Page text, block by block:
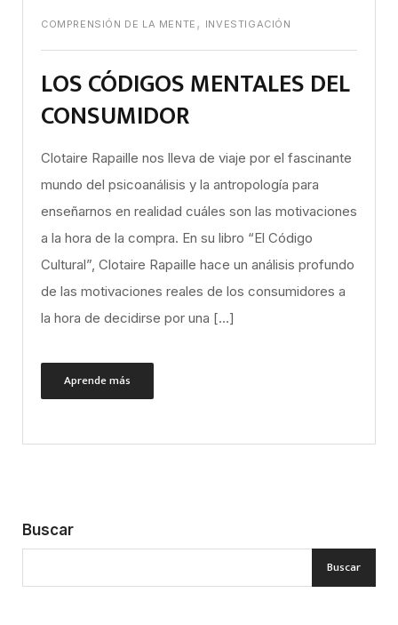
COMPRENSIÓN DE LA MENTE , INVESTIGACIÓN
LOS CÓDIGOS MENTALES DEL
CONSUMIDOR
Clotaire Rapaille nos lleva de viaje por el fascinante
mundo del psicoanálisis y la antropología para
enseñarnos en realidad cuáles son las motivaciones
a la hora de la compra. En su libro “El Código
Cultural”, Clotaire Rapaille hace un análisis profundo
de las motivaciones reales de los consumidores a
la hora de decidirse por una […]
Aprende más
Buscar
Buscar